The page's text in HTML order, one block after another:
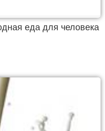
еда для человека